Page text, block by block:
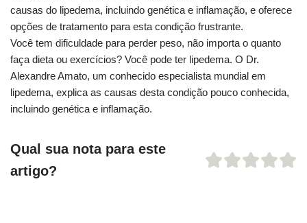
causas do lipedema, incluindo genética e inflamação, e oferece
opções de tratamento para esta condição frustrante.
Você tem dificuldade para perder peso, não importa o quanto
faça dieta ou exercícios? Você pode ter lipedema. O Dr.
Alexandre Amato, um conhecido especialista mundial em
lipedema, explica as causas desta condição pouco conhecida,
incluindo genética e inflamação.
Qual sua nota para este
artigo?